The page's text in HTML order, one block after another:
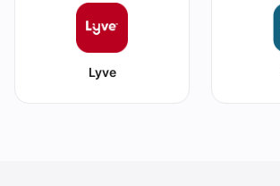
Lyve